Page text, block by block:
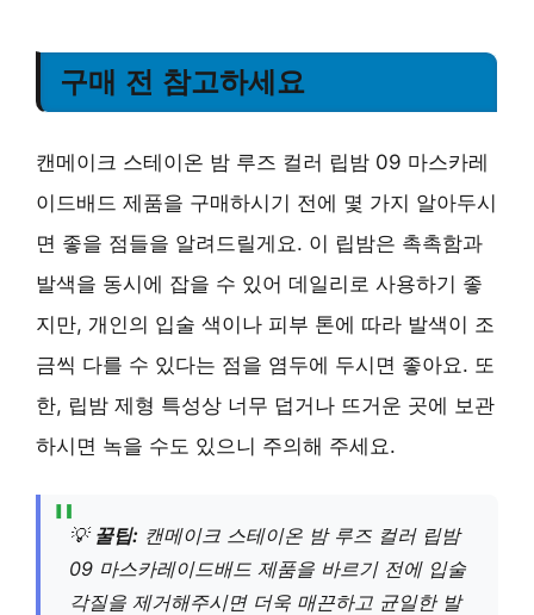
구매 전 참고하세요
캔메이크 스테이온 밤 루즈 컬러 립밤 09 마스카레
이드배드 제품을 구매하시기 전에 몇 가지 알아두시
면 좋을 점들을 알려드릴게요. 이 립밤은 촉촉함과
발색을 동시에 잡을 수 있어 데일리로 사용하기 좋
지만, 개인의 입술 색이나 피부 톤에 따라 발색이 조
금씩 다를 수 있다는 점을 염두에 두시면 좋아요. 또
한, 립밤 제형 특성상 너무 덥거나 뜨거운 곳에 보관
하시면 녹을 수도 있으니 주의해 주세요.
💡 꿀팁: 캔메이크 스테이온 밤 루즈 컬러 립밤
09 마스카레이드배드 제품을 바르기 전에 입술
각질을 제거해주시면 더욱 매끈하고 균일한 발